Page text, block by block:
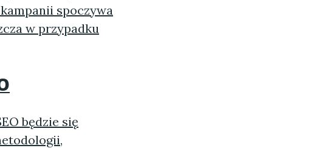
spoczywa
w przypadku
będzie się